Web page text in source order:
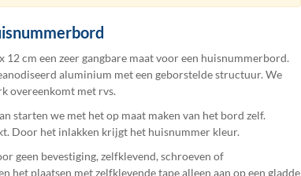
cm een zeer gangbare maat voor een huisnummerbord.
aluminium met een geborstelde structuur. We
overeenkomt met rvs.
starten we met het op maat maken van het bord zelf.
Door het inlakken krijgt het huisnummer kleur.
geen bevestiging, zelfklevend, schroeven of
het plaatsen met zelfklevende tape alleen aan op een gladde